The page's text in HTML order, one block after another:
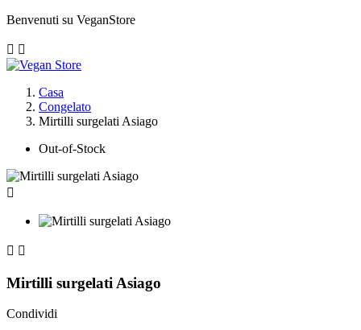
Benvenuti su VeganStore
 
Casa
Congelato
Mirtilli surgelati Asiago
Out-of-Stock

 
Mirtilli surgelati Asiago
Condividi